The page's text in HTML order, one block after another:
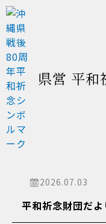
県営 平和
2026.07.03
平和祈念財団だ